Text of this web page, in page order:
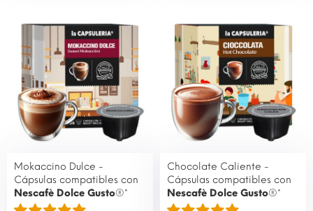
Mokaccino Dulce -
Cápsulas compatibles con
Nescafè Dolce Gusto®*
Chocolate Caliente -
Cápsulas compatibles con
Nescafè Dolce Gusto®*